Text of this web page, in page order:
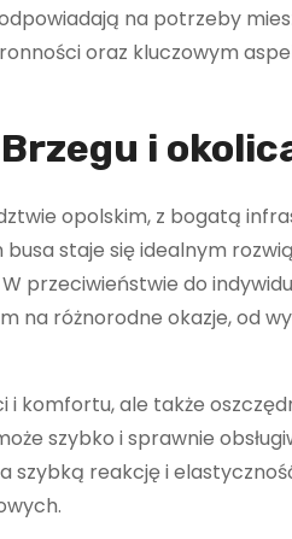
na potrzeby
oraz kluczowym
i
opolskim, z bogatą
staje się idealnym
przeciwieństwie do
na różnorodne okazje, od
komfortu, ale także
szybko i sprawnie
szybką reakcję i